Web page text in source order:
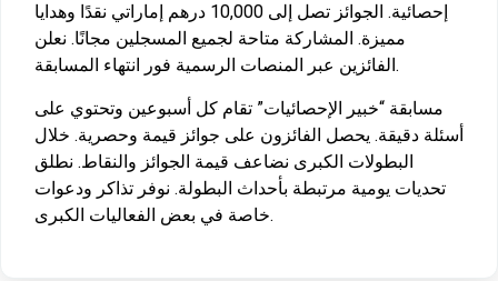
إحصائية. الجوائز تصل إلى 10,000 درهم إماراتي نقدًا وهدايا
مميزة. المشاركة متاحة لجميع المسجلين مجانًا. نعلن
الفائزين عبر المنصات الرسمية فور انتهاء المسابقة.
مسابقة “خبير الإحصائيات” تقام كل أسبوعين وتحتوي على
أسئلة دقيقة. يحصل الفائزون على جوائز قيمة وحصرية. خلال
البطولات الكبرى نضاعف قيمة الجوائز والنقاط. نطلق
تحديات يومية مرتبطة بأحداث البطولة. نوفر تذاكر ودعوات
خاصة في بعض الفعاليات الكبرى.